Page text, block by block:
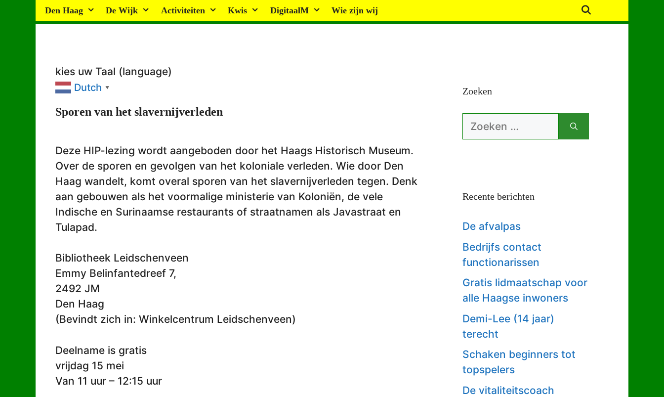
Den Haag De Wijk Activiteiten Kwis DigitaalM Wie zijn wij
kies uw Taal (language)
Dutch ▼
Sporen van het slavernijverleden
Deze HIP-lezing wordt aangeboden door het Haags Historisch Museum.
Over de sporen en gevolgen van het koloniale verleden. Wie door Den
Haag wandelt, komt overal sporen van het slavernijverleden tegen. Denk
aan gebouwen als het voormalige ministerie van Koloniën, de vele
Indische en Surinaamse restaurants of straatnamen als Javastraat en
Tulapad.
Bibliotheek Leidschenveen
Emmy Belinfantedreef 7,
2492 JM
Den Haag
(Bevindt zich in: Winkelcentrum Leidschenveen)
Deelname is gratis
vrijdag 15 mei
Van 11 uur – 12:15 uur
Zoeken
Zoek
naar:
Recente berichten
De afvalpas
Bedrijfs contact
functionarissen
Gratis lidmaatschap voor
alle Haagse inwoners
Demi-Lee (14 jaar)
terecht
Schaken beginners tot
topspelers
De vitaliteitscoach